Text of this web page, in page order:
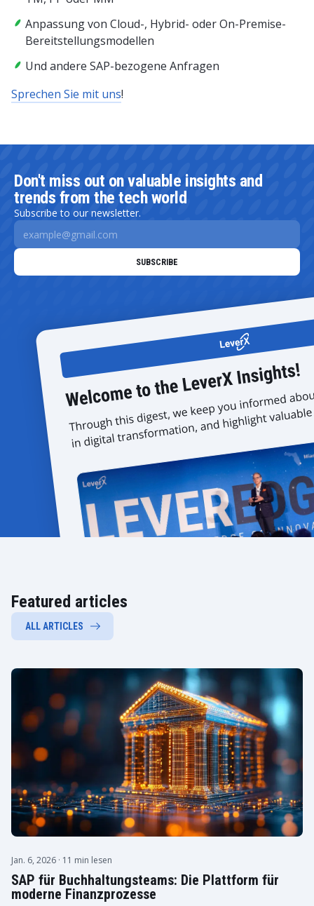
Anpassung von Cloud-, Hybrid- oder On-Premise-
Bereitstellungsmodellen
Und andere SAP-bezogene Anfragen
Sprechen Sie mit uns!
Don't miss out on valuable insights and
trends from the tech world
Subscribe to our newsletter.
Featured articles
ALL ARTICLES
Jan. 6, 2026 · 11 min lesen
SAP für Buchhaltungsteams: Die Plattform für
moderne Finanzprozesse